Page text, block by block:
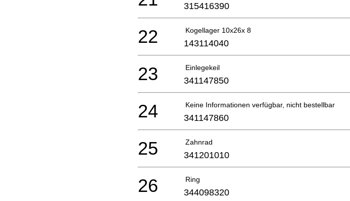
315416390
Kogellager 10x26x 8
22 143114040
Einlegekeil
23 341147850
Keine Informationen verfügbar, nicht bestellbar
24 341147860
Zahnrad
25 341201010
Ring
26 344098320